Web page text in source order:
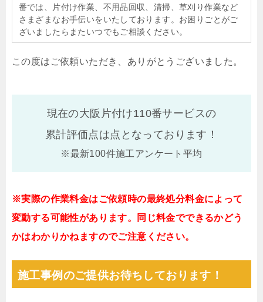
番では、片付け作業、不用品回収、清掃、草刈り作業など
さまざまなお手伝いをいたしております。お困りごとがご
ざいましたらまたいつでもご相談ください。
この度はご依頼いただき、ありがとうございました。
現在の大阪片付け110番サービスの
累計評価点は点となっております！
※最新100件施工アンケート平均
※実際の作業料金はご依頼時の最終処分料金によって
変動する可能性があります。同じ料金でできるかどう
かはわかりかねますのでご注意ください。
施工事例のご提供お待ちしております！